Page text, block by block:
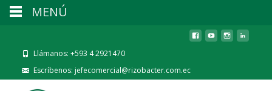
Llámanos: +593 4 2921470
Escríbenos: jefecomercial@rizobacter.com.ec
MENÚ